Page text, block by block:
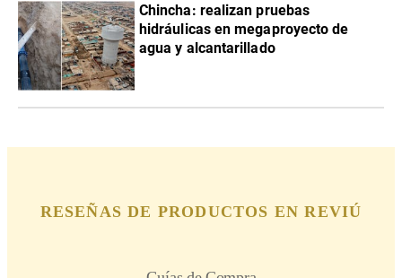
Chincha: realizan pruebas
hidráulicas en megaproyecto de
agua y alcantarillado